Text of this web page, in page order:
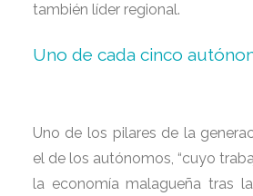
también líder regional.
Uno de cada cinco autóno
Uno de los pilares de la
el de los autónomos, “cuyo
la economía malagueña tras